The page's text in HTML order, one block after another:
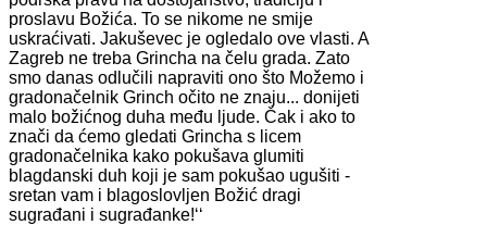
proslavu Božića. To se nikome ne smije
uskraćivati. Jakuševec je ogledalo ove vlasti. A
Zagreb ne treba Grincha na čelu grada. Zato
smo danas odlučili napraviti ono što Možemo i
gradonačelnik Grinch očito ne znaju... donijeti
malo božićnog duha među ljude. Čak i ako to
znači da ćemo gledati Grincha s licem
gradonačelnika kako pokušava glumiti
blagdanski duh koji je sam pokušao ugušiti -
sretan vam i blagoslovljen Božić dragi
sugrađani i sugrađanke!‘‘